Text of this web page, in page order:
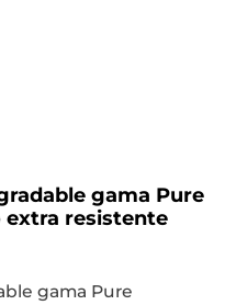
gama Pure
extra resistente
gama Pure